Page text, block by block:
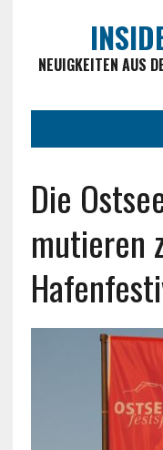
NEUIGKEITEN AUS
Die
mutieren